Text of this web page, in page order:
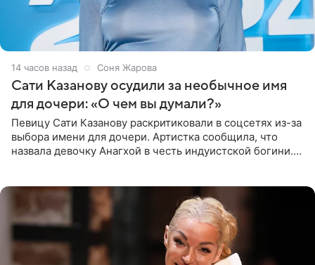
14 часов назад Соня Жарова
Сати Казанову осудили за необычное имя
для дочери: «О чем вы думали?»
Певицу Сати Казанову раскритиковали в соцсетях из-за
выбора имени для дочери. Артистка сообщила, что
назвала девочку Анагхой в честь индуистской богини.